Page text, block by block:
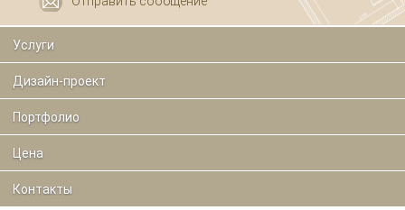
Услуги
Дизайн-проект
Портфолио
Цена
Контакты